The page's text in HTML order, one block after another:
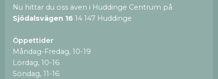
Nu hittar du oss även i Huddinge Centrum på
Sjödalsvägen 16 14 147 Huddinge
Öppettider
Måndag-Fredag, 10-19
Lördag, 10-16
Söndag, 11-16